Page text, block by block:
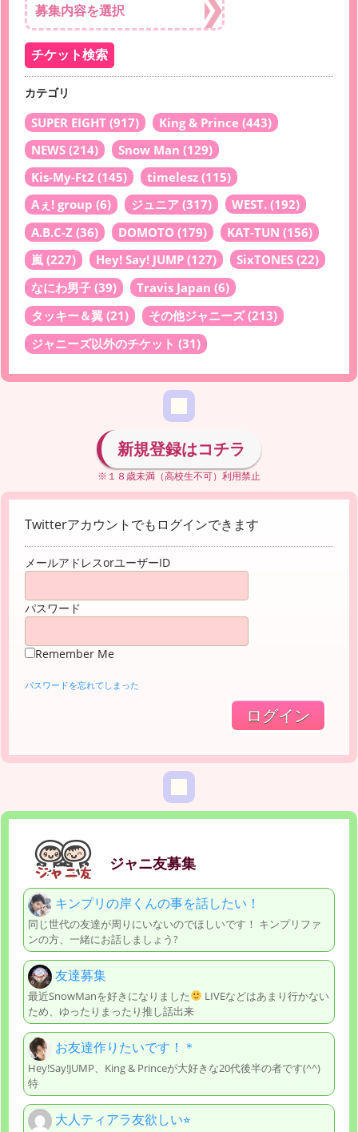
カテゴリ
SUPER EIGHT (917) King & Prince (443)
NEWS (214) Snow Man (129)
Kis-My-Ft2 (145) timelesz (115)
Aぇ! group (6) ジュニア (317) WEST. (192)
A.B.C-Z (36) DOMOTO (179) KAT-TUN (156)
嵐 (227) Hey! Say! JUMP (127) SixTONES (22)
なにわ男子 (39) Travis Japan (6)
タッキー＆翼 (21) その他ジャニーズ(213)
ジャニーズ以外のチケット (31)
新規登録はコチラ
※１８歳未満（高校生不可）利用禁止
Twitterアカウントでもログインできます
メールアドレスorユーザーID
パスワード
Remember Me
パスワードを忘れてしまった
ジャニ友募集
キンプリの岸くんの事を話したい！
同じ世代の友達が周りにいないのでほしいです！ キンプリファ
ンの方、一緒にお話しましょう?
友達募集
最近SnowManを好きになりました
LIVEなどはあまり行かない
ため、ゆったりまったり推し話出来
お友達作りたいです！＊
Hey!Say!JUMP、King & Princeが大好きな20代後半の者です(^^)
特
大人ティアラ友欲しい⭐︎